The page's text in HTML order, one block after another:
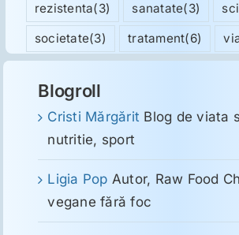
rezistenta(3) sanatate(3)
societate(3) tratament(6)
Blogroll
Cristi Mărgărit Blog de viata
nutritie, sport
Ligia Pop Autor, Raw Food
vegane fără foc